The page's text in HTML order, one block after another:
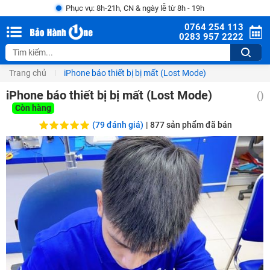
Phục vụ: 8h-21h, CN & ngày lễ từ 8h - 19h
0764 254 113
0283 957 2222
Trang chủ iPhone báo thiết bị bị mất (Lost Mode)
iPhone báo thiết bị bị mất (Lost Mode) ()
Còn hàng
(79 đánh giá) | 877sản phẩm đã bán